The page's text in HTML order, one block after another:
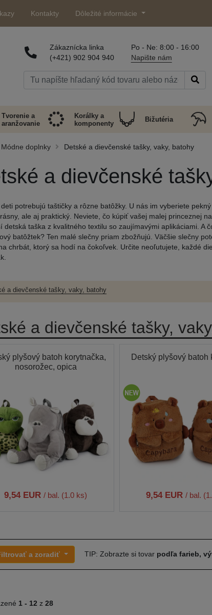
Kontakty Dôležité informácie
Zákaznícka linka
(+421) 902 904 940
Po - Ne: 8:00 - 16:00
Napište nám
Tvorenie a
aranžovanie
Korálky a
komponenty
Bižutéria
Módne doplnky Detské a dievčenské tašky, vaky, batohy
a dievčenské
potrebujú taštičky a rôzne batôžky. U nás im vyberiete
ale aj praktický. Neviete, čo kúpiť vašej malej princeznej
detská taška z kvalitného textilu so zaujímavými aplikáciami. A
batôžtek? Ten malé slečny priam zbožňujú. Väčšie slečny
chrbát, ktorý sa hodí na čokoľvek. Určite neoľutujete, každé
a dievčenské tašky, vaky, batohy
a dievčenské tašky,
plyšový batoh korytnačka,
nosorožec, opica
9,54 EUR / bal. (1.0 ks)
Detský plyšový batoh
9,54 EUR / bal.
a zoradiť TIP: Zobrazte si tovar podľa farieb,
1 - 12 z 28